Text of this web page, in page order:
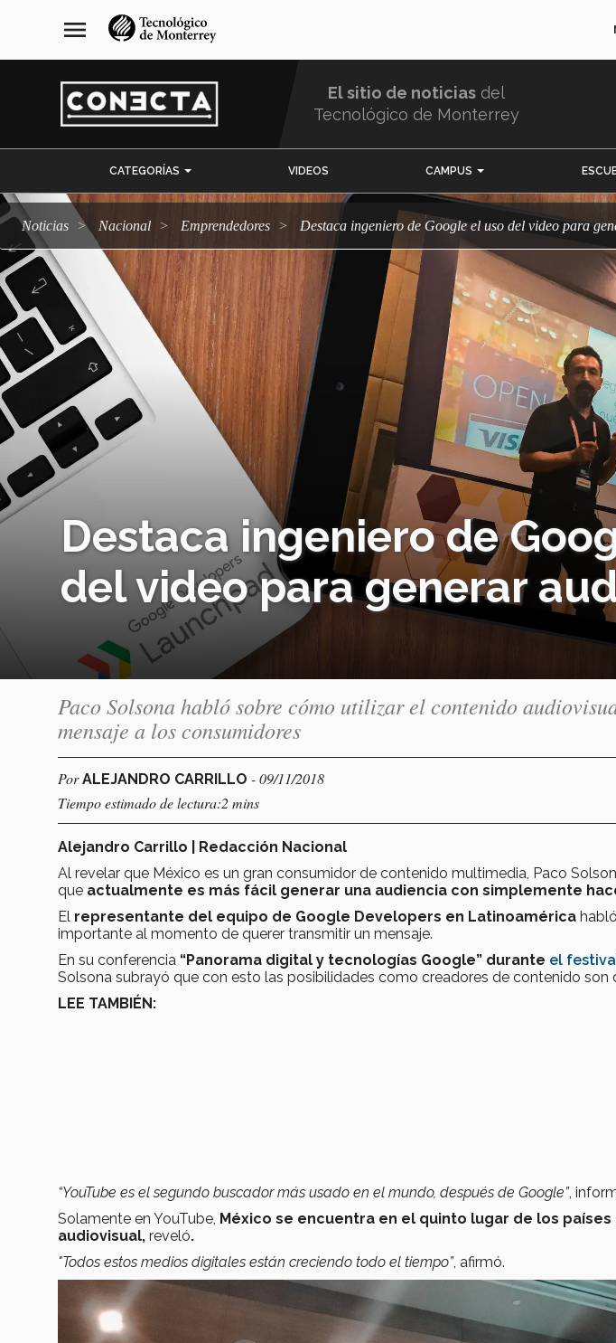
navegación
principal
menu
El sitio de noticias del
Tecnológico de Monterrey
CATEGORÍAS VIDEOS CAMPUS
Noticias Nacional emprendedores Destaca ingeniero de Google el uso del video para
Destaca ingeniero de
del video para generar
Paco Solsona habló sobre cómo utilizar el contenido
mensaje a los consumidores
PorALEJANDRO CARRILLO - 09/11/2018
Tiempo estimado de lectura:2 mins
Alejandro Carrillo | Redacción Nacional
Al revelar que México es un gran consumidor de contenido multimedia, Paco
que actualmente es más fácil generar una audiencia con simplemente
El representante del equipo de Google Developers en Latinoamérica
importante al momento de querer transmitir un mensaje.
En su conferencia “Panorama digital y tecnologías Google” durante el
Solsona subrayó que con esto las posibilidades como creadores de contenido son
LEE TAMBIÉN:
“YouTube es el segundo buscador más usado en el mundo, después de Google”,
Solamente en YouTube, México se encuentra en el quinto lugar de los
audiovisual, reveló.
"Todos estos medios digitales están creciendo todo el tiempo”, afirmó.